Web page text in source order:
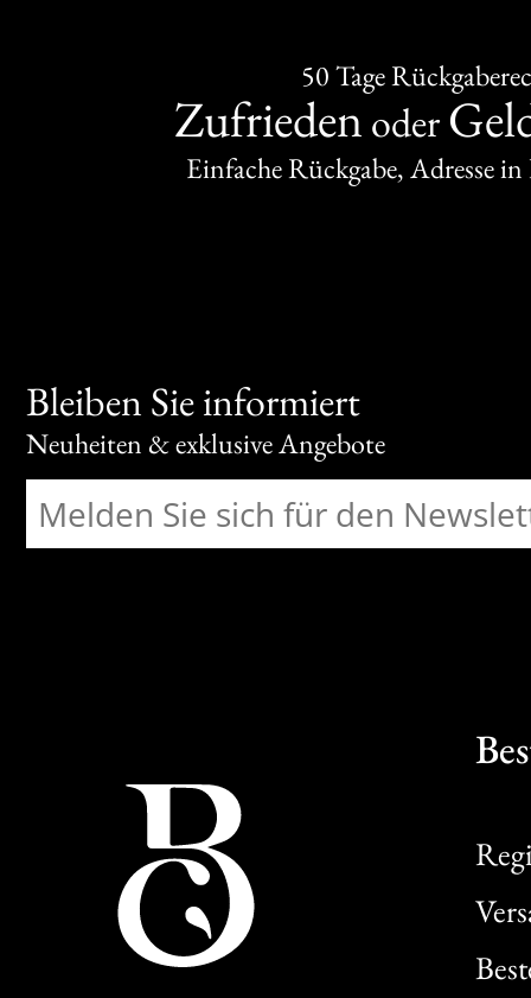
50 Tage
Zufrieden oder
Einfache Rückgabe, Adresse
Bleiben Sie informiert
Neuheiten & exklusive Angebote